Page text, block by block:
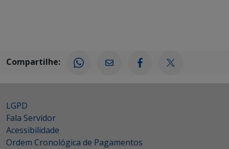
Compartilhe:
LGPD
Fala Servidor
Acessibilidade
Ordem Cronológica de Pagamentos